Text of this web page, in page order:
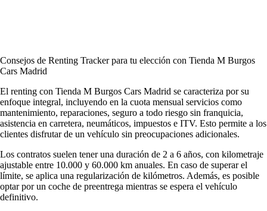
Consejos de Renting Tracker para tu elección con Tienda M Burgos
Cars Madrid
El renting con Tienda M Burgos Cars Madrid se caracteriza por su
enfoque integral, incluyendo en la cuota mensual servicios como
mantenimiento, reparaciones, seguro a todo riesgo sin franquicia,
asistencia en carretera, neumáticos, impuestos e ITV. Esto permite a los
clientes disfrutar de un vehículo sin preocupaciones adicionales.
Los contratos suelen tener una duración de 2 a 6 años, con kilometraje
ajustable entre 10.000 y 60.000 km anuales. En caso de superar el
límite, se aplica una regularización de kilómetros. Además, es posible
optar por un coche de preentrega mientras se espera el vehículo
definitivo.